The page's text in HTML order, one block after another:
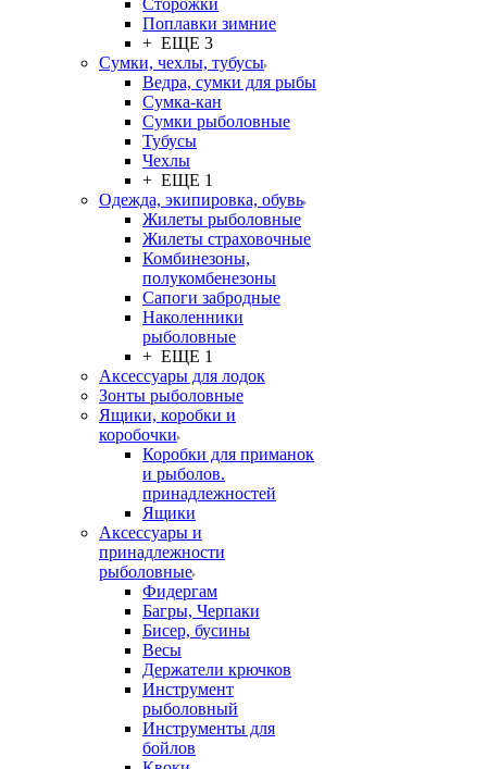
Сторожки
Поплавки зимние
+ ЕЩЕ 3
Сумки, чехлы, тубусы
Ведра, сумки для рыбы
Сумка-кан
Сумки рыболовные
Тубусы
Чехлы
+ ЕЩЕ 1
Одежда, экипировка, обувь
Жилеты рыболовные
Жилеты страховочные
Комбинезоны,
полукомбенезоны
Сапоги забродные
Наколенники
рыболовные
+ ЕЩЕ 1
Аксессуары для лодок
Зонты рыболовные
Ящики, коробки и
коробочки
Коробки для приманок
и рыболов.
принадлежностей
Ящики
Аксессуары и
принадлежности
рыболовные
Фидергам
Багры, Черпаки
Бисер, бусины
Весы
Держатели крючков
Инструмент
рыболовный
Инструменты для
бойлов